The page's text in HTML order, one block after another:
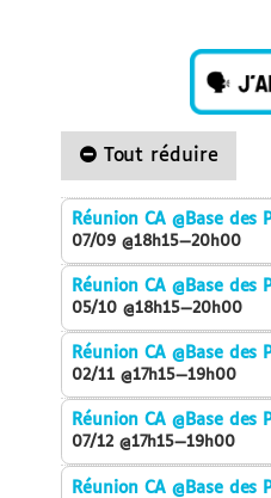
Tout réduire
Réunion CA@Base des
07/09 @18h15—20h00
Réunion CA@Base des
05/10 @18h15—20h00
Réunion CA@Base des
02/11 @17h15—19h00
Réunion CA@Base des
07/12 @17h15—19h00
Réunion CA@Base des